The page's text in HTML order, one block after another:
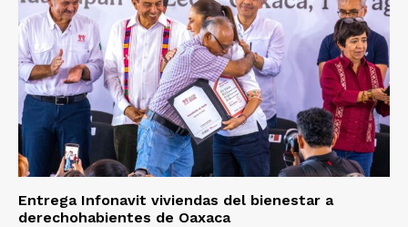
Entrega Infonavit viviendas del bienestar a
derechohabientes de Oaxaca